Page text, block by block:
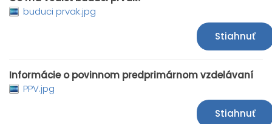
buduci prvak.jpg
Stiahnuť
Informácie o povinnom predprimárnom vzdelávaní
PPV.jpg
Stiahnuť